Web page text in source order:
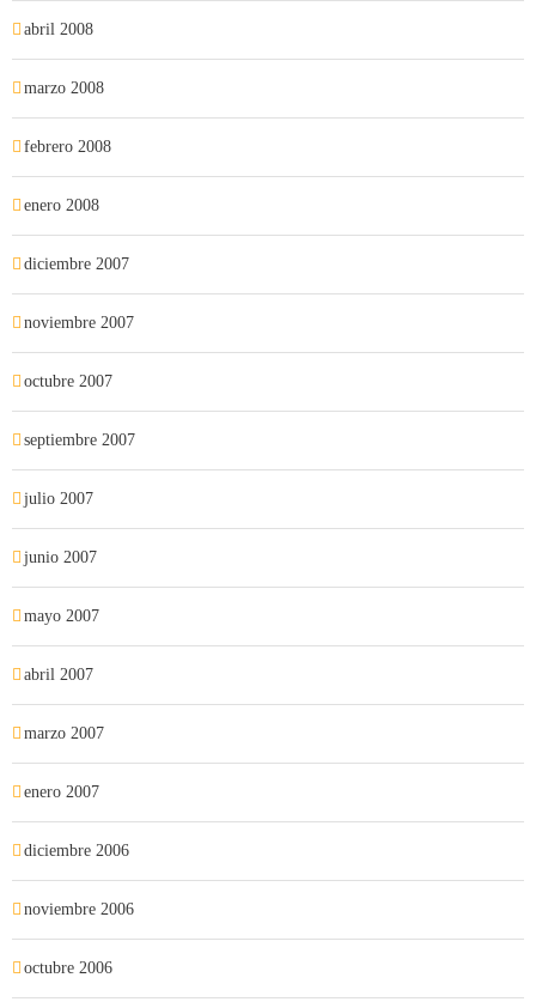
abril 2008
marzo 2008
febrero 2008
enero 2008
diciembre 2007
noviembre 2007
octubre 2007
septiembre 2007
julio 2007
junio 2007
mayo 2007
abril 2007
marzo 2007
enero 2007
diciembre 2006
noviembre 2006
octubre 2006